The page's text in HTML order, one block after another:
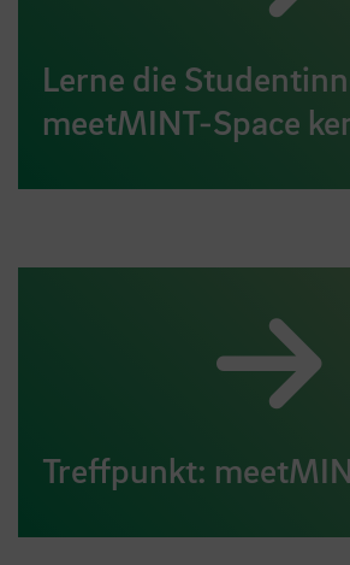
Lerne die
meetMINT-Space
Treffpunkt: